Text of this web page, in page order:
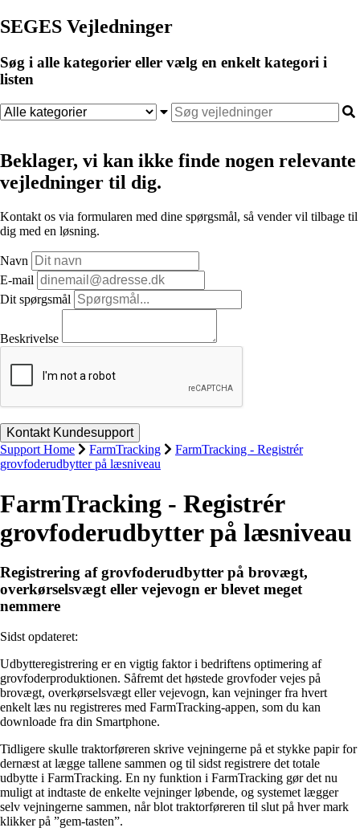
SEGES Vejledninger
Søg i alle kategorier eller vælg en enkelt kategori i
listen
Beklager, vi kan ikke finde nogen relevante
vejledninger til dig.
Kontakt os via formularen med dine spørgsmål, så vender vil tilbage til
dig med en løsning.
Navn
E-mail
Dit spørgsmål
Beskrivelse
Support Home FarmTracking
FarmTracking - Registrér
grovfoderudbytter på læsniveau
FarmTracking - Registrér
grovfoderudbytter på læsniveau
Registrering af grovfoderudbytter på brovægt,
overkørselsvægt eller vejevogn er blevet meget
nemmere
Sidst opdateret:
Udbytteregistrering er en vigtig faktor i bedriftens optimering af
grovfoderproduktionen. Såfremt det høstede grovfoder vejes på
brovægt, overkørselsvægt eller vejevogn, kan vejninger fra hvert
enkelt læs nu registreres med FarmTracking-appen, som du kan
downloade fra din Smartphone.
Tidligere skulle traktorføreren skrive vejningerne på et stykke papir for
dernæst at lægge tallene sammen og til sidst registrere det totale
udbytte i FarmTracking. En ny funktion i FarmTracking gør det nu
muligt at indtaste de enkelte vejninger løbende, og systemet lægger
selv vejningerne sammen, når blot traktorføreren til slut på hver mark
klikker på ”gem-tasten”.